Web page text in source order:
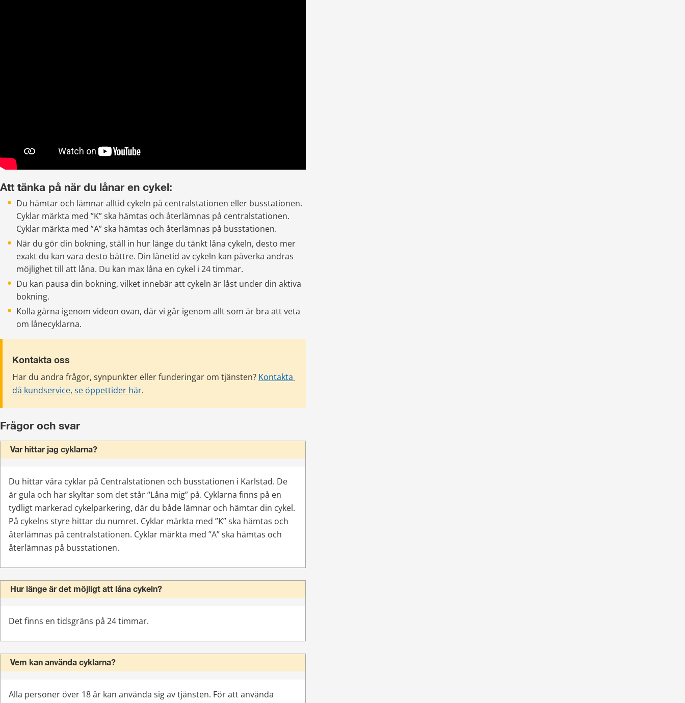
Att tänka på när du lånar en cykel:
Du hämtar och lämnar alltid cykeln på centralstationen eller busstationen.
Cyklar märkta med ”K” ska hämtas och återlämnas på centralstationen.
Cyklar märkta med ”A” ska hämtas och återlämnas på busstationen.
När du gör din bokning, ställ in hur länge du tänkt låna cykeln, desto mer
exakt du kan vara desto bättre. Din lånetid av cykeln kan påverka andras
möjlighet till att låna. Du kan max låna en cykel i 24 timmar.
Du kan pausa din bokning, vilket innebär att cykeln är låst under din aktiva
bokning.
Kolla gärna igenom videon ovan, där vi går igenom allt som är bra att veta
om lånecyklarna.
Kontakta oss
Har du andra frågor, synpunkter eller funderingar om tjänsten? Kontakta
då kundservice, se öppettider här.
Frågor och svar
Var hittar jag cyklarna?
Du hittar våra cyklar på Centralstationen och busstationen i Karlstad. De
är gula och har skyltar som det står “Låna mig” på. Cyklarna finns på en
tydligt markerad cykelparkering, där du både lämnar och hämtar din cykel.
På cykelns styre hittar du numret. Cyklar märkta med ”K” ska hämtas och
återlämnas på centralstationen. Cyklar märkta med ”A” ska hämtas och
återlämnas på busstationen.
Hur länge är det möjligt att låna cykeln?
Det finns en tidsgräns på 24 timmar.
Vem kan använda cyklarna?
Alla personer över 18 år kan använda sig av tjänsten. För att använda